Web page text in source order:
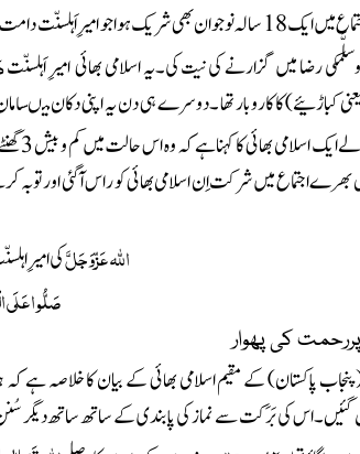
میںایک18 سالہ نوجوان بھی شریک ہوا جوامیرِ اَہلسنّتدامت
کی رضا میں گزارنے کی نیت کی۔یہ اسلامی بھائیامیرِ اَہلسنّت
کباڑئیے)کا کاروبار تھا ۔دوسرے ہی دن یہ اپنی دکان
ایک اسلامی بھائی کا کہنا ہے کہ وہ اس حالت میں کم و بیش3
بھرے اجتماع میں شرکت اِن اسلامی بھائی کو راس آگئی اور
اللّٰہعَزّوَجَلَّکی امیرِ
صَلُّو ا
پاکستان)کے مقیم اسلامی بھائی کے بیان کا خلاصہ ہے کہ
کی بَرَکت سے نماز کی پابندی کے ساتھ ساتھ دیگر سُنن